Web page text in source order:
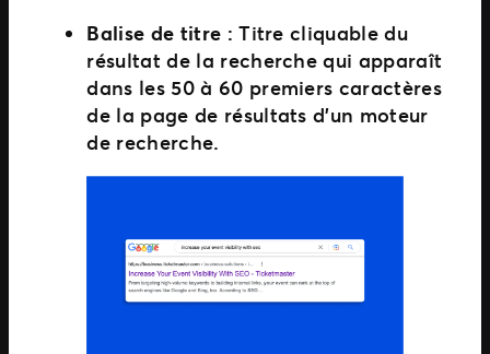
Balise de titre :Titre cliquable du
résultat de la recherche qui apparaît
dans les 50 à 60 premiers caractères
de la page de résultats d’un moteur
de recherche.